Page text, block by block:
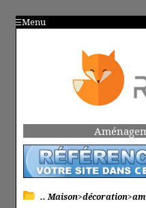
Menu
..